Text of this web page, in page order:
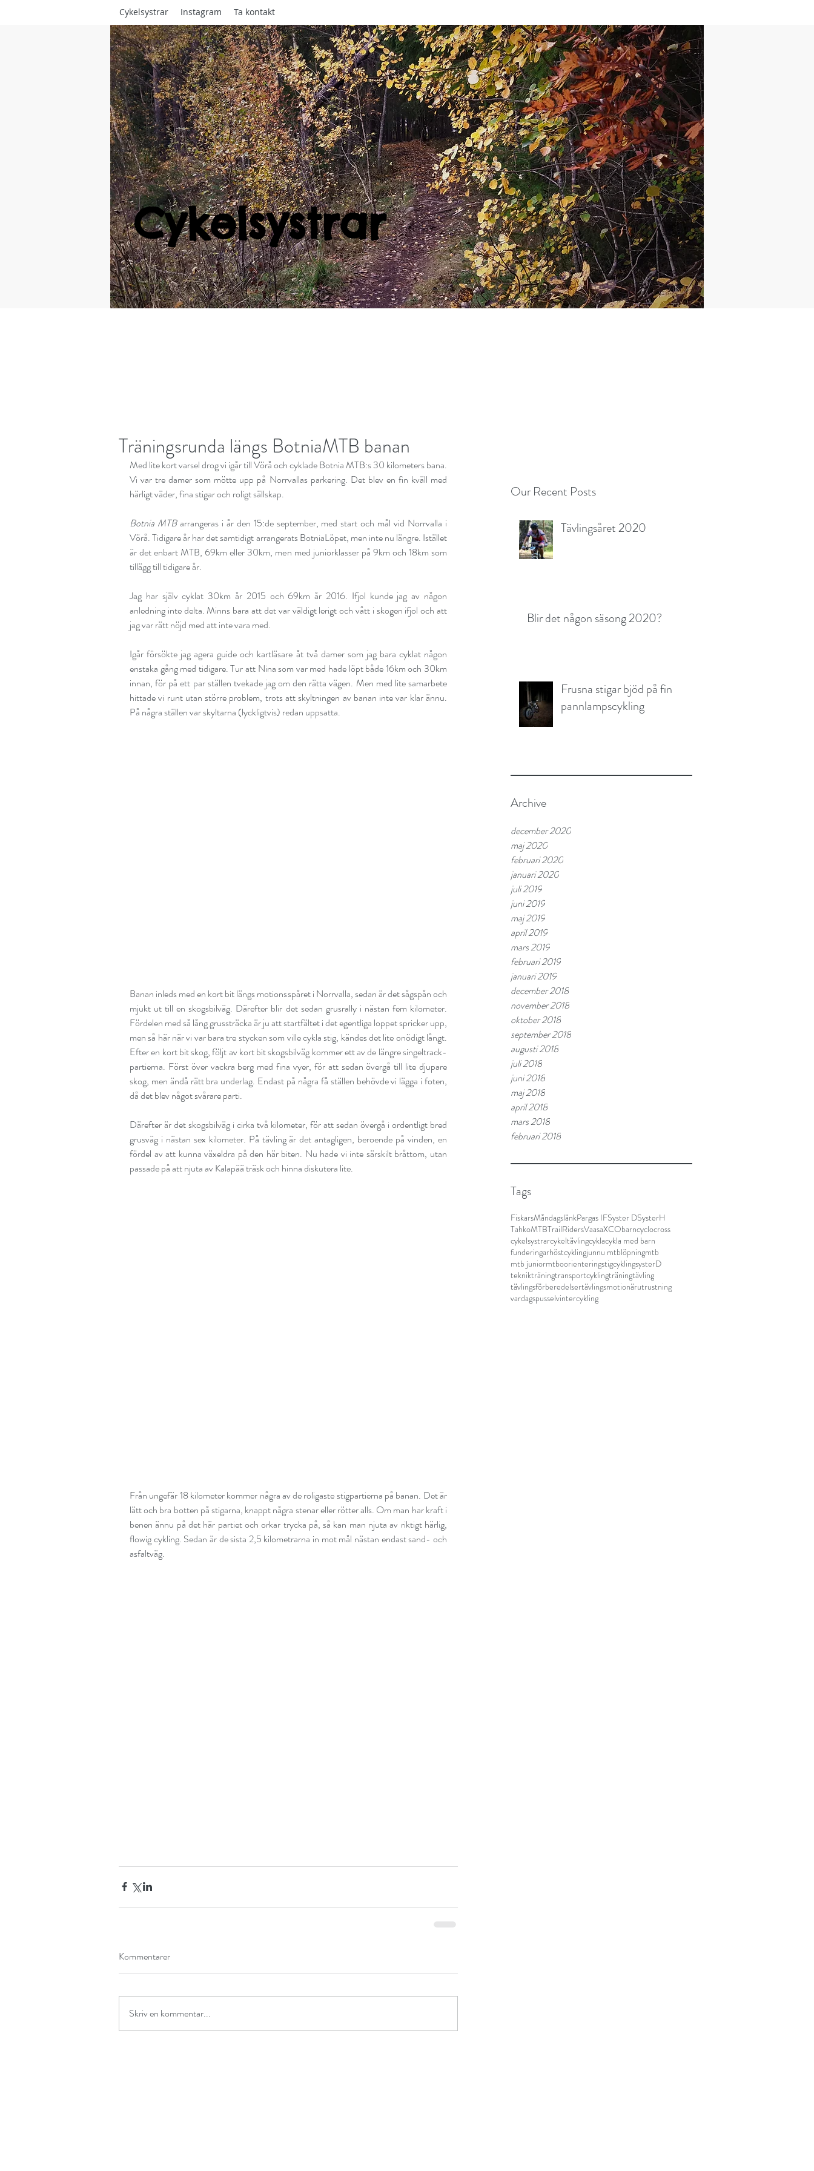
Cykelsystrar Instagram Ta kontakt
Our Recent Posts
Tävlingsåret 2020
Blir det någon säsong 2020?
Frusna stigar bjöd på fin
pannlampscykling
Archive
december 2020
maj 2020
februari 2020
januari 2020
juli 2019
juni 2019
maj 2019
april 2019
mars 2019
februari 2019
januari 2019
december 2018
november 2018
oktober 2018
september 2018
augusti 2018
juli 2018
juni 2018
maj 2018
april 2018
mars 2018
februari 2018
Tags
FiskarsMåndagslänkPargas IFSyster DSysterH
TahkoMTBTrailRidersVaasaXCObarncyclocross
cykelsystrarcykeltävlingcyklacykla med barn
funderingarhöstcyklingjunnu mtblöpningmtb
mtb juniormtboorienteringstigcyklingsysterD
teknikträningtransportcyklingträningtävling
tävlingsförberedelsertävlingsmotionärutrustning
vardagspusselvintercykling
Träningsrunda längs BotniaMTB banan
Med lite kort varsel drog vi igår till Vörå och cyklade Botnia MTB:s 30 kilometers bana.
Vi var tre damer som mötte upp på Norrvallas parkering. Det blev en fin kväll med
härligt väder, fina stigar och roligt sällskap.
Botnia MTB arrangeras i år den 15:de september, med start och mål vid Norrvalla i
Vörå. Tidigare år har det samtidigt arrangerats BotniaLöpet, men inte nu längre. Istället
är det enbart MTB, 69km eller 30km, men med juniorklasser på 9km och 18km som
tillägg till tidigare år.
Jag har själv cyklat 30km år 2015 och 69km år 2016. Ifjol kunde jag av någon
anledning inte delta. Minns bara att det var väldigt lerigt och vått i skogen ifjol och att
jag var rätt nöjd med att inte vara med.
Igår försökte jag agera guide och kartläsare åt två damer som jag bara cyklat någon
enstaka gång med tidigare. Tur att Nina som var med hade löpt både 16km och 30km
innan, för på ett par ställen tvekade jag om den rätta vägen. Men med lite samarbete
hittade vi runt utan större problem, trots att skyltningen av banan inte var klar ännu.
På några ställen var skyltarna (lyckligtvis) redan uppsatta.
Banan inleds med en kort bit längs motionsspåret i Norrvalla, sedan är det sågspån och
mjukt ut till en skogsbilväg. Därefter blir det sedan grusrally i nästan fem kilometer.
Fördelen med så lång grussträcka är ju att startfältet i det egentliga loppet spricker upp,
men så här när vi var bara tre stycken som ville cykla stig, kändes det lite onödigt långt.
Efter en kort bit skog, följt av kort bit skogsbilväg kommer ett av de längre singeltrack-
partierna. Först över vackra berg med fina vyer, för att sedan övergå till lite djupare
skog, men ändå rätt bra underlag. Endast på några få ställen behövde vi lägga i foten,
då det blev något svårare parti.
Därefter är det skogsbilväg i cirka två kilometer, för att sedan övergå i ordentligt bred
grusväg i nästan sex kilometer. På tävling är det antagligen, beroende på vinden, en
fördel av att kunna växeldra på den här biten. Nu hade vi inte särskilt bråttom, utan
passade på att njuta av Kalapää träsk och hinna diskutera lite.
Från ungefär 18 kilometer kommer några av de roligaste stigpartierna på banan. Det är
lätt och bra botten på stigarna, knappt några stenar eller rötter alls. Om man har kraft i
benen ännu på det här partiet och orkar trycka på, så kan man njuta av riktigt härlig,
flowig cykling. Sedan är de sista 2,5 kilometrarna in mot mål nästan endast sand- och
asfaltväg.
Kommentarer
Skriv en kommentar...
Cykelsystrar